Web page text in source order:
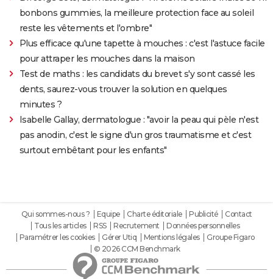
bonbons gummies, la meilleure protection face au soleil
reste les vêtements et l'ombre"
Plus efficace qu'une tapette à mouches : c'est l'astuce facile
pour attraper les mouches dans la maison
Test de maths : les candidats du brevet s'y sont cassé les
dents, saurez-vous trouver la solution en quelques
minutes ?
Isabelle Gallay, dermatologue : "avoir la peau qui pèle n'est
pas anodin, c'est le signe d'un gros traumatisme et c'est
surtout embêtant pour les enfants"
Qui sommes-nous ? Equipe Charte éditoriale Publicité
Contact
Tous les articles
RSS Recrutement
Données personnelles
Paramétrer les cookies
Gérer Utiq Mentions légales
Groupe Figaro
© 2026 CCM Benchmark